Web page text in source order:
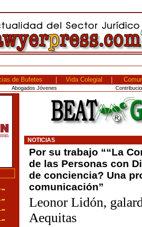
de Bufetes | Vida Colegial |
Abogados Jóvenes
NOTICIAS
Por su trabajo ““La
de las Personas con
de conciencia? Una
comunicación”
Leonor Lidón,
Aequitas